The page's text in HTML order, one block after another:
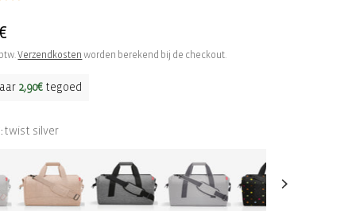
Verzendkosten worden berekend bij de checkout.
2,90€ tegoed
twist silver